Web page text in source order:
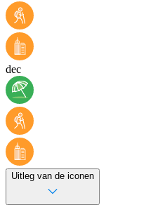
dec
Uitleg van de iconen